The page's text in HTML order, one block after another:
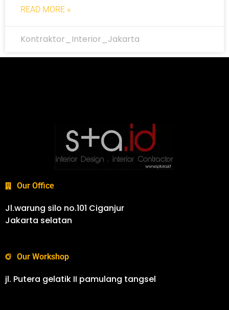
READ MORE »
Kontraktor_Interior_Jakarta
Our Office
Jl.warung silo no.101 Ciganjur
Jakarta selatan
Our Workshop
jl. Putera gelatik II pamulang tangsel